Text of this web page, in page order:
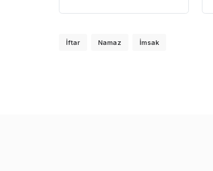
İftar Namaz İmsak